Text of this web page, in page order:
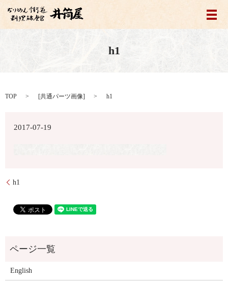
メ
h1
TOP [共通パーツ画像] h1
2017-07-19
h1
English